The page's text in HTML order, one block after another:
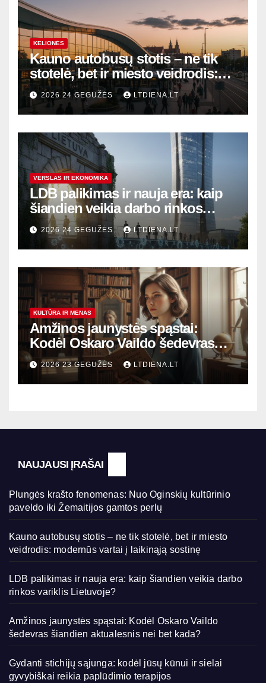
KELIONĖS
Kauno autobusų stotis – ne tik
stotelė, bet ir miesto veidrodis:
modernūs vartai į laikinąją
sostinę
2026 24 GEGUŽĖS LTDIENA.LT
VERSLAS IR EKONOMIKA
LDB palikimas ir nauja era: kaip
šiandien veikia darbo rinkos
variklis Lietuvoje?
2026 24 GEGUŽĖS LTDIENA.LT
KULTŪRA IR MENAS
Amžinos jaunystės spąstai:
Kodėl Oskaro Vaildo šedevras
šiandien aktualesnis nei bet
kada?
2026 23 GEGUŽĖS LTDIENA.LT
NAUJAUSI ĮRAŠAI
Plungės krašto fenomenas: Nuo Oginskių kultūrinio
paveldo iki Žemaitijos gamtos perlų
Kauno autobusų stotis – ne tik stotelė, bet ir miesto
veidrodis: modernūs vartai į laikinąją sostinę
LDB palikimas ir nauja era: kaip šiandien veikia darbo
rinkos variklis Lietuvoje?
Amžinos jaunystės spąstai: Kodėl Oskaro Vaildo
šedevras šiandien aktualesnis nei bet kada?
Gydanti stichijų sąjunga: kodėl jūsų kūnui ir sielai
gyvybiškai reikia paplūdimio terapijos